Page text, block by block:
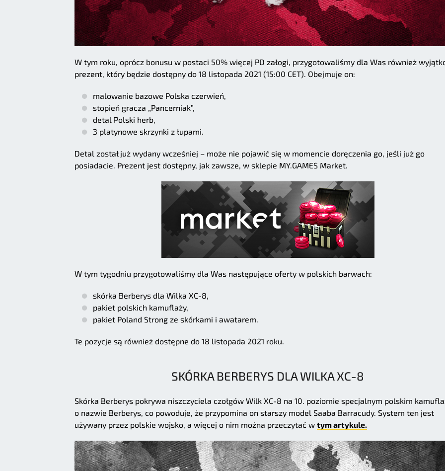
W tym roku, oprócz bonusu w postaci 50% więcej PD załogi, przygotowaliśmy dla Was również
prezent, który będzie dostępny do 18 listopada 2021 (15:00 CET). Obejmuje on:
malowanie bazowe Polska czerwień,
stopień gracza „Pancerniak”,
detal Polski herb,
3 platynowe skrzynki z łupami.
Detal został już wydany wcześniej – może nie pojawić się w momencie doręczenia go, jeśli już go
posiadacie. Prezent jest dostępny, jak zawsze, w sklepie MY.GAMES Market.
W tym tygodniu przygotowaliśmy dla Was następujące oferty w polskich barwach:
skórka Berberys dla Wilka XC-8,
pakiet polskich kamuflaży,
pakiet Poland Strong ze skórkami i awatarem.
Te pozycje są również dostępne do 18 listopada 2021 roku.
SKÓRKA BERBERYS DLA WILKA XC-8
Skórka Berberys pokrywa niszczyciela czołgów Wilk XC-8 na 10. poziomie specjalnym polskim
o nazwie Berberys, co powoduje, że przypomina on starszy model Saaba Barracudy. System ten jest
używany przez polskie wojsko, a więcej o nim można przeczytać w tym artykule.